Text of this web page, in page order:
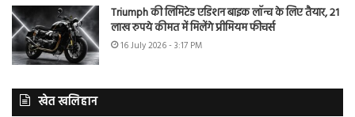
Triumph की लिमिटेड एडिशन बाइक लॉन्च के लिए तैयार, 21
लाख रुपये कीमत में मिलेंगे प्रीमियम फीचर्स
16 July 2026 - 3:17 PM
खेत खलिहान